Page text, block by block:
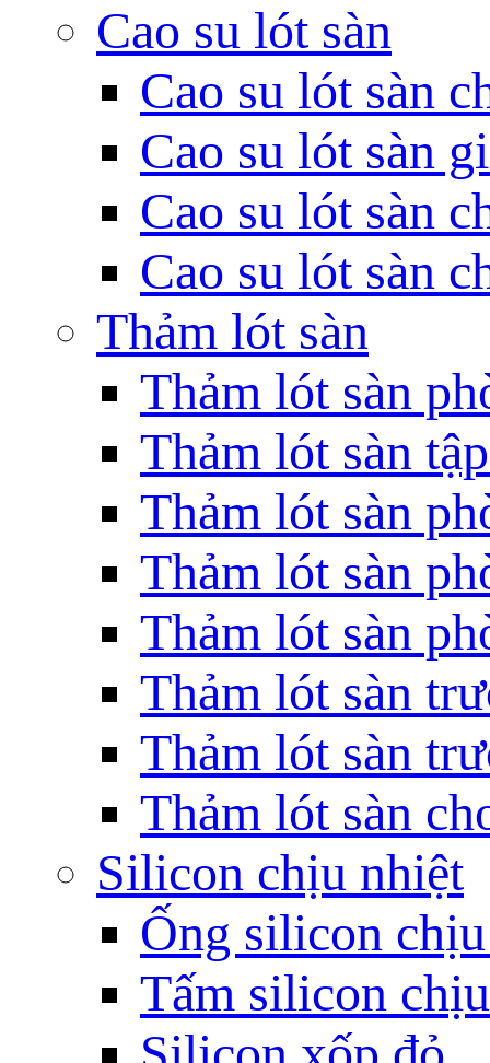
Cao su lót sàn
Cao su lót sàn
Cao su lót sàn
Cao su lót sàn
Cao su lót sàn
Thảm lót sàn
Thảm lót sàn
Thảm lót sàn
Thảm lót sàn
Thảm lót sàn
Thảm lót sàn
Thảm lót sàn
Thảm lót sàn
Thảm lót sàn
Silicon chịu nhiệt
Ống silicon
Tấm silicon